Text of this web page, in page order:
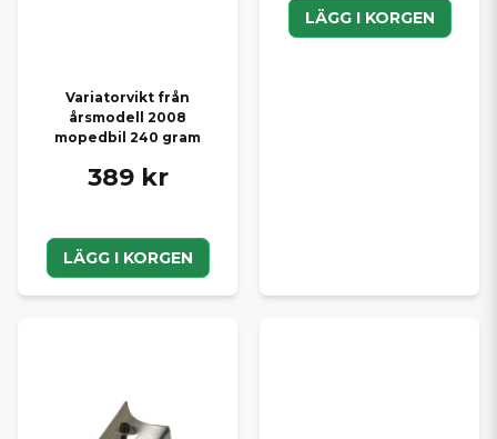
Variatorvikt från
årsmodell 2008
mopedbil 240 gram
389 kr
LÄGG I KORGEN
LÄGG I KORGEN